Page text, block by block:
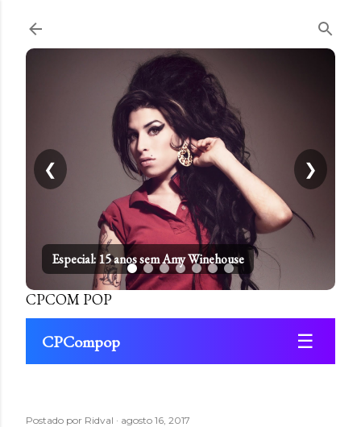
Especial: 15 anos sem Amy Winehouse
❮ ❯
CPCOM POP
CPCompop ☰
Postado por Ridval agosto 16, 2017